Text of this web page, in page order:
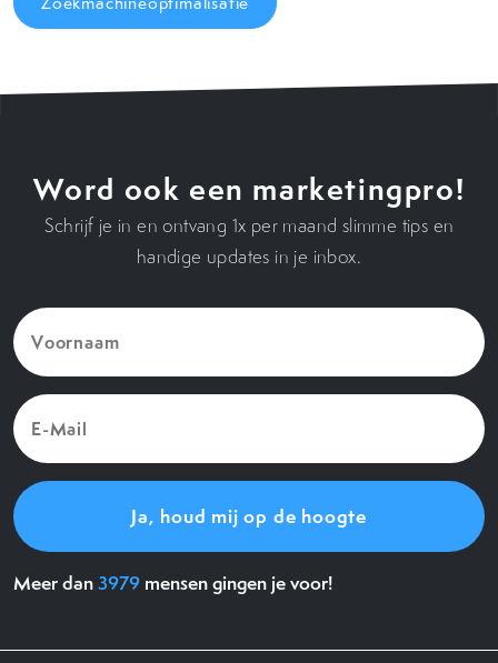
Word ook een marketingpro!
Schrijf je in en ontvang 1x per maand slimme tips en
handige updates in je inbox.
Voornaam
(Vereist)
E-
Mail
(Vereist)
Meer dan3979 mensen gingen je voor!